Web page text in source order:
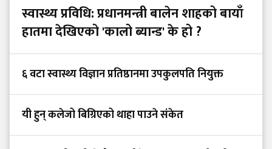
स्वास्थ्य प्रविधि: प्रधानमन्त्री बालेन शाहको बायाँ
हातमा देखिएको 'कालो ब्यान्ड' के हो ?
६ वटा स्वास्थ्य विज्ञान प्रतिष्ठानमा उपकुलपति नियुक्त
यी हुन् कलेजो बिग्रिएको थाहा पाउने संकेत